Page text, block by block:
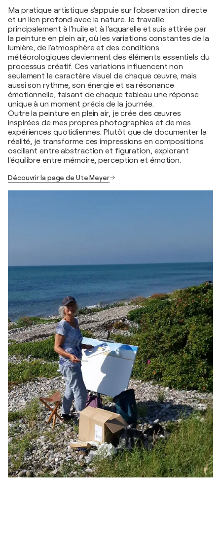
Ma pratique artistique s'appuie sur l'observation directe
et un lien profond avec la nature. Je travaille
principalement à l'huile et à l'aquarelle et suis attirée par
la peinture en plein air, où les variations constantes de la
lumière, de l'atmosphère et des conditions
météorologiques deviennent des éléments essentiels du
processus créatif. Ces variations influencent non
seulement le caractère visuel de chaque œuvre, mais
aussi son rythme, son énergie et sa résonance
émotionnelle, faisant de chaque tableau une réponse
unique à un moment précis de la journée.
Outre la peinture en plein air, je crée des œuvres
inspirées de mes propres photographies et de mes
expériences quotidiennes. Plutôt que de documenter la
réalité, je transforme ces impressions en compositions
oscillant entre abstraction et figuration, explorant
l'équilibre entre mémoire, perception et émotion.
Découvrir la page de Ute Meyer